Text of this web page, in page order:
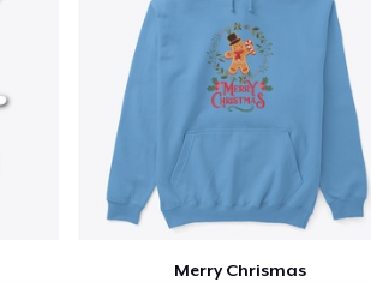
Merry Chrismas